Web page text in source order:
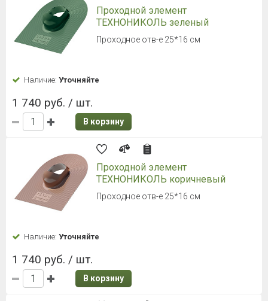
Проходной элемент
ТЕХНОНИКОЛЬ зеленый
Проходное отв-е 25*16 см
Наличие: Уточняйте
1 740 руб. / шт.
В корзину
Проходной элемент
ТЕХНОНИКОЛЬ коричневый
Проходное отв-е 25*16 см
Наличие: Уточняйте
1 740 руб. / шт.
В корзину